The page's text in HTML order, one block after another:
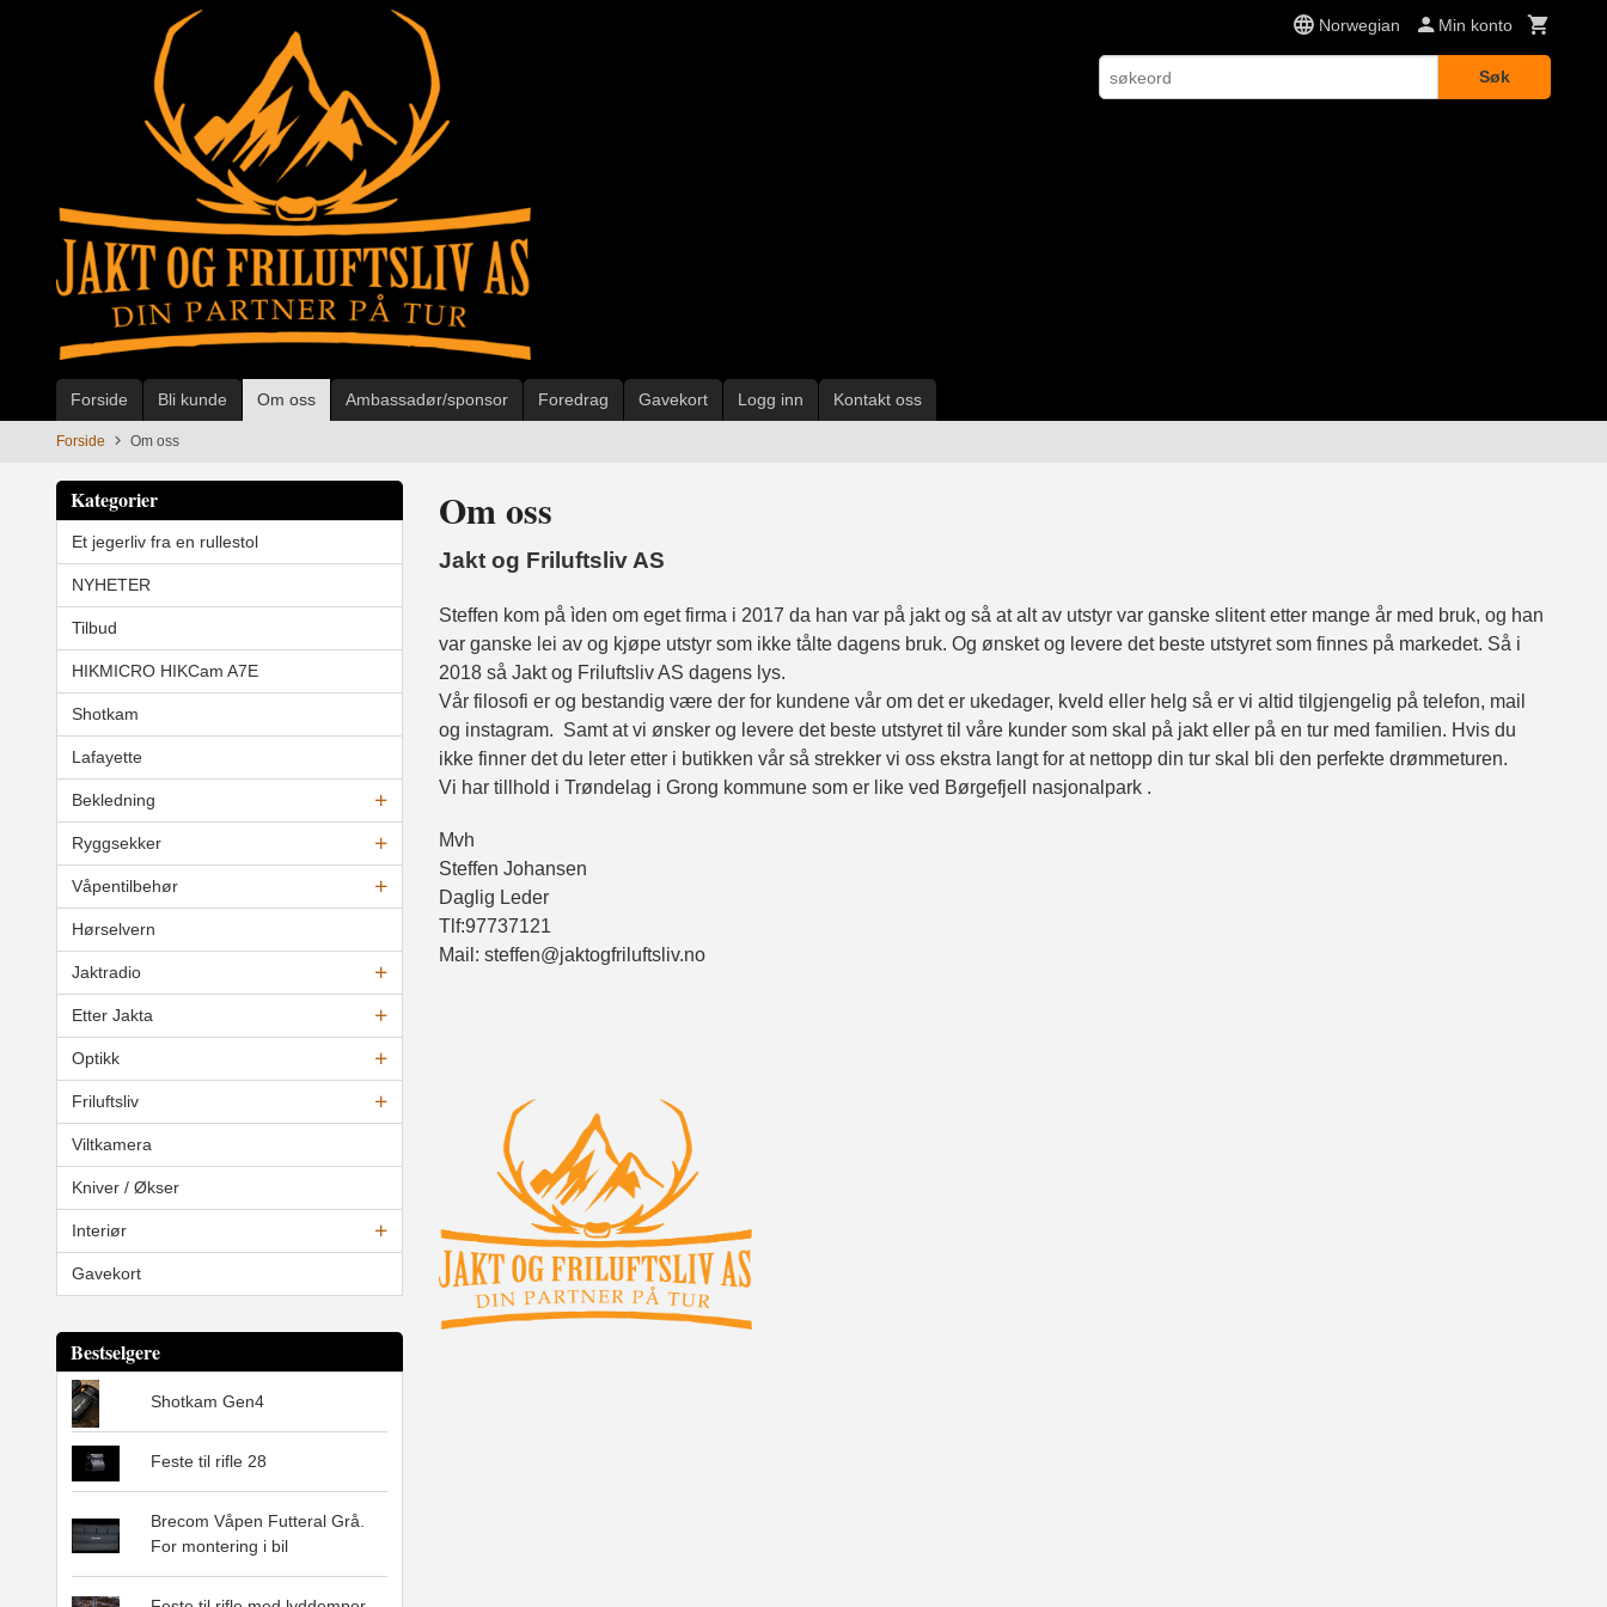
Norwegian Min konto
Søk
Forside Bli kunde Om oss Ambassadør/sponsor Foredrag Gavekort Logg inn Kontakt oss
Forside Om oss
Kategorier
Et jegerliv fra en rullestol
NYHETER
Tilbud
HIKMICRO HIKCam A7E
Shotkam
Lafayette
Bekledning
Ryggsekker
Våpentilbehør
Hørselvern
Jaktradio
Etter Jakta
Optikk
Friluftsliv
Viltkamera
Kniver / Økser
Interiør
Gavekort
Bestselgere
Shotkam Gen4
Feste til rifle 28
Brecom Våpen Futteral Grå.
For montering i bil
Om oss
Jakt og Friluftsliv AS
Steffen kom på ìden om eget firma i 2017 da han var på jakt og så at alt av utstyr var ganske slitent etter mange år med bruk, og han
var ganske lei av og kjøpe utstyr som ikke tålte dagens bruk. Og ønsket og levere det beste utstyret som finnes på markedet. Så i
2018 så Jakt og Friluftsliv AS dagens lys.
Vår filosofi er og bestandig være der for kundene vår om det er ukedager, kveld eller helg så er vi altid tilgjengelig på telefon, mail
og instagram. Samt at vi ønsker og levere det beste utstyret til våre kunder som skal på jakt eller på en tur med familien. Hvis du
ikke finner det du leter etter i butikken vår så strekker vi oss ekstra langt for at nettopp din tur skal bli den perfekte drømmeturen.
Vi har tillhold i Trøndelag i Grong kommune som er like ved Børgefjell nasjonalpark .
Mvh
Steffen Johansen
Daglig Leder
Tlf:97737121
Mail: steffen@jaktogfriluftsliv.no